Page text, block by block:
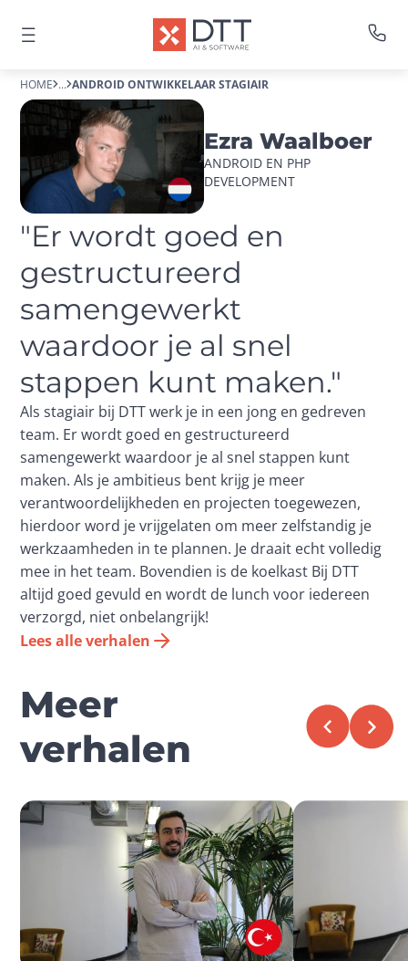
HOME ... ANDROID ONTWIKKELAAR STAGIAIR
Ezra Waalboer
ANDROID EN PHP
DEVELOPMENT
"Er wordt goed en
gestructureerd
samengewerkt
waardoor je al snel
stappen kunt maken."
Als stagiair bij DTT werk je in een jong en gedreven
team. Er wordt goed en gestructureerd
samengewerkt waardoor je al snel stappen kunt
maken. Als je ambitieus bent krijg je meer
verantwoordelijkheden en projecten toegewezen,
hierdoor word je vrijgelaten om meer zelfstandig je
werkzaamheden in te plannen. Je draait echt volledig
mee in het team. Bovendien is de koelkast Bij DTT
altijd goed gevuld en wordt de lunch voor iedereen
verzorgd, niet onbelangrijk!
Lees alle verhalen
Meer
verhalen